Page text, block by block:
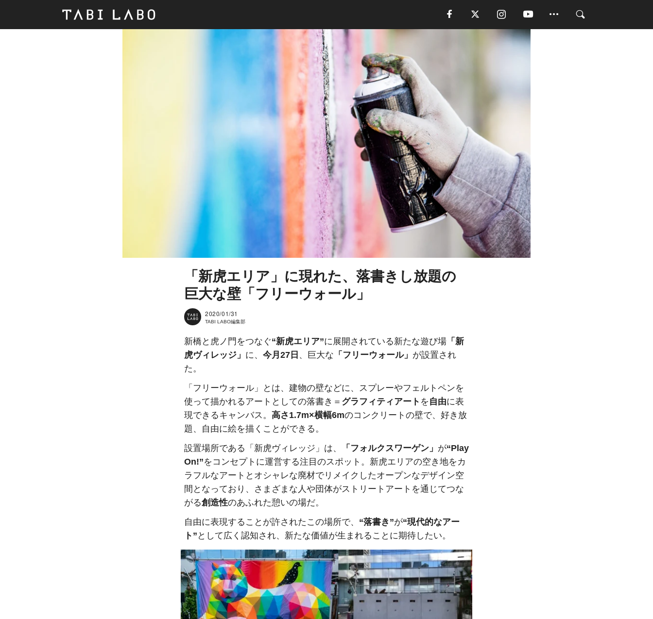
「新虎エリア」に現れた、落書きし放題の
巨大な壁「フリーウォール」
2020/01/31
TABI LABO編集部
新橋と虎ノ門をつなぐ“新虎エリア”に展開されている新たな遊び場 「新
虎ヴィレッジ」 に、 今月27日 、巨大な 「フリーウォール」 が設置され
た。
「フリーウォール」とは、建物の壁などに、スプレーやフェルトペンを
使って描かれるアートとしての落書き＝ グラフィティアート を 自由に表
現できるキャンバス。 高さ1.7m×横幅6mのコンクリートの壁で、好き放
題、自由に絵を描くことができる。
設置場所である「新虎ヴィレッジ」は、
「フォルクスワーゲン」 が“Play
On!”をコンセプトに運営する注目のスポット。新虎エリアの空き地をカ
ラフルなアートとオシャレな廃材でリメイクしたオープンなデザイン空
間となっており、さまざまな人や団体がストリートアートを通じてつな
がる創造性のあふれた憩いの場だ。
自由に表現することが許されたこの場所で、 “落書き”が“現代的なアー
ト” として広く認知され、新たな価値が生まれることに期待したい。